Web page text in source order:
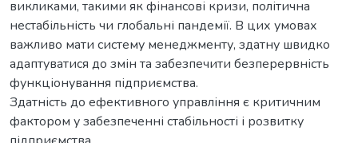
викликами, такими як фінансові кризи, політична
нестабільність чи глобальні пандемії. В цих умовах
важливо мати систему менеджменту, здатну швидко
адаптуватися до змін та забезпечити безперервність
функціонування підприємства.
Здатність до ефективного управління є критичним
фактором у забезпеченні стабільності і розвитку